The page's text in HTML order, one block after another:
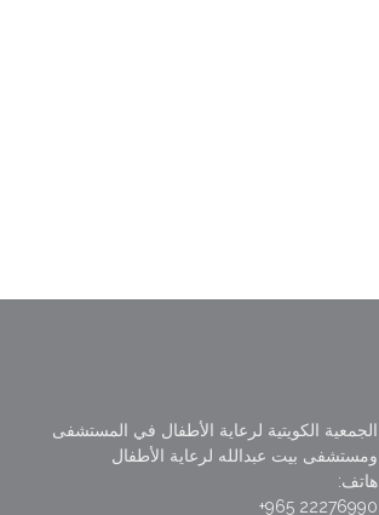
الجمعية الكويتية لرعاية الأطفال في المستشفى
ومستشفى بيت عبدالله لرعاية الأطفال
هاتف:
22276990 965+